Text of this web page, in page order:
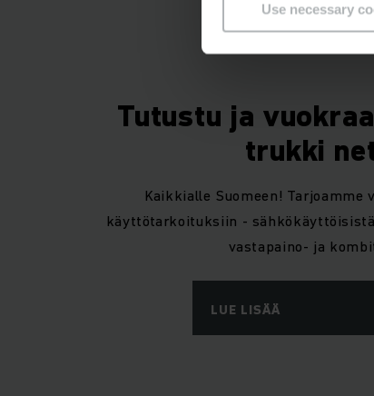
Use necessary
Tutustu ja
trukki
Kaikkialle Suomeen!
käyttötarkoituksiin -
vastapaino- ja
LUE LISÄÄ